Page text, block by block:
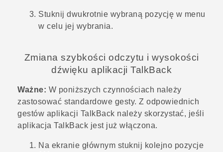
Stuknij dwukrotnie wybraną pozycję w menu
w celu jej wybrania.
Zmiana szybkości odczytu i wysokości
dźwięku aplikacji TalkBack
Ważne: W poniższych czynnościach należy
zastosować standardowe gesty. Z odpowiednich
gestów aplikacji TalkBack należy skorzystać, jeśli
aplikacja TalkBack jest już włączona.
Na ekranie głównym stuknij kolejno pozycje